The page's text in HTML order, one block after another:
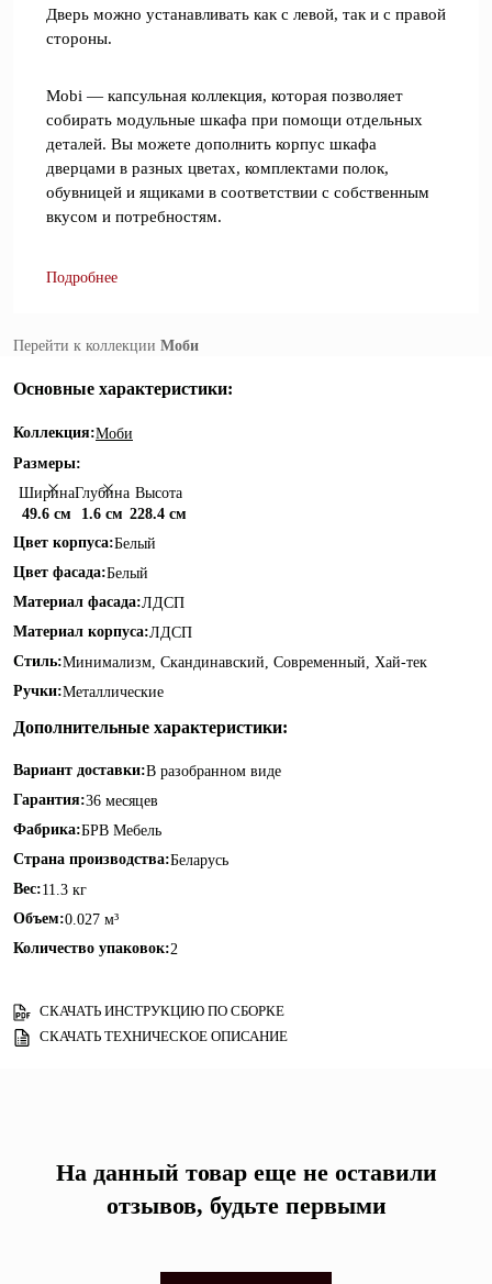
Дверь можно устанавливать как с левой, так и с правой
стороны.
Mobi — капсульная коллекция, которая позволяет
собирать модульные шкафа при помощи отдельных
деталей. Вы можете дополнить корпус шкафа
дверцами в разных цветах, комплектами полок,
обувницей и ящиками в соответствии с собственным
вкусом и потребностям.
Подробнее
Перейти к коллекции Моби
Основные характеристики:
Коллекция:Моби
Размеры:
Ширина
49.6 см
Глубина
1.6 см
Высота
228.4 см
Цвет корпуса:Белый
Цвет фасада:Белый
Материал фасада:ЛДСП
Материал корпуса:ЛДСП
Стиль:Минимализм, Скандинавский, Современный, Хай-тек
Ручки:Металлические
Дополнительные характеристики:
Вариант доставки:В разобранном виде
Гарантия:36 месяцев
Фабрика:БРВ Мебель
Страна производства:Беларусь
Вес:11.3 кг
Объем:0.027 м³
Количество упаковок:2
СКАЧАТЬ ИНСТРУКЦИЮ ПО СБОРКЕ
СКАЧАТЬ ТЕХНИЧЕСКОЕ ОПИСАНИЕ
На данный товар еще не оставили
отзывов, будьте первыми